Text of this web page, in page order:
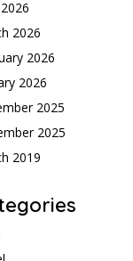
2026
2026
2026
2025
2025
2019